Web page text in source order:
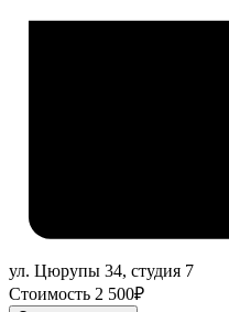
ул. Цюрупы 34, студия 7
Стоимость 2 500₽